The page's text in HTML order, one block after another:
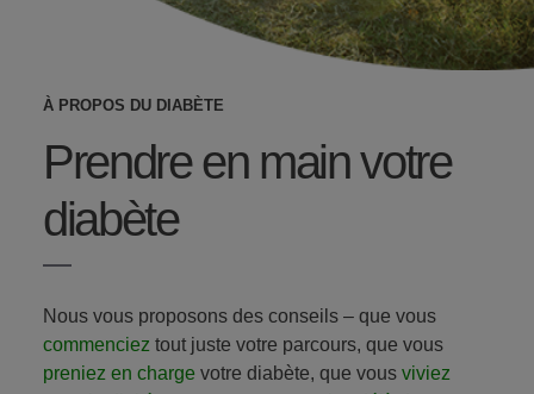
À PROPOS DU DIABÈTE
Prendre en main votre
diabète
Nous vous proposons des conseils – que vous
commenciez tout juste votre parcours, que vous
preniez en charge votre diabète, que vous viviez